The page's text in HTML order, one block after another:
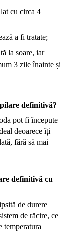
cu circa 4
a fi tratate;
la soare, iar
3 zile înainte și
definitivă?
pot fi începute
deoarece îți
fără să mai
definitivă cu
de durere
de răcire, ce
temperatura